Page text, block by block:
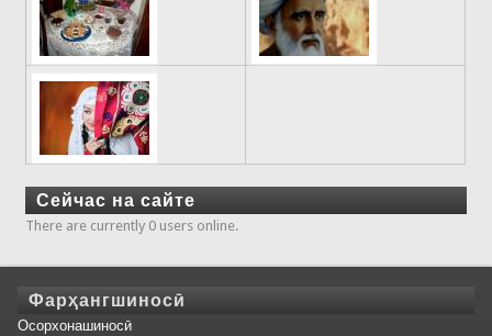
Сейчас на сайте
There are currently 0 users online.
Фарҳангшиносӣ
Осорхонашиносӣ